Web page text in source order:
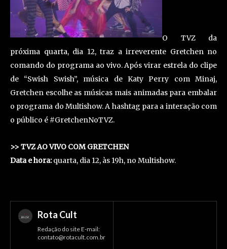
O TVZ da
próxima quarta, dia 12, traz a irreverente Gretchen no
comando do programa ao vivo. Após virar estrela do clipe
de “Swish Swish”, música de Katy Perry com Minaj,
Gretchen escolhe as músicas mais animadas para embalar
o programa do Multishow. A hashtag para a interação com
o público é #GretchenNoTVZ.
>> TVZ AO VIVO COM GRETCHEN
Data e hora:quarta, dia 12, às 19h, no Multishow.
Rota Cult
Redação do site E-mail:
contato@rotacult.com.br